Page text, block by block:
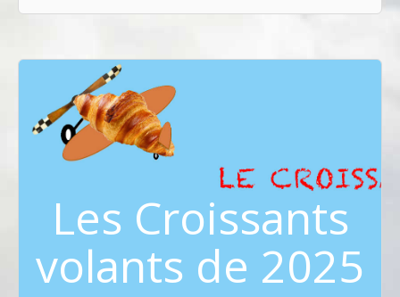
Les Croissants
volants de 2025